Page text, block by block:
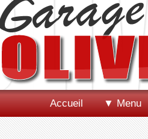
Accueil ▼ Menu